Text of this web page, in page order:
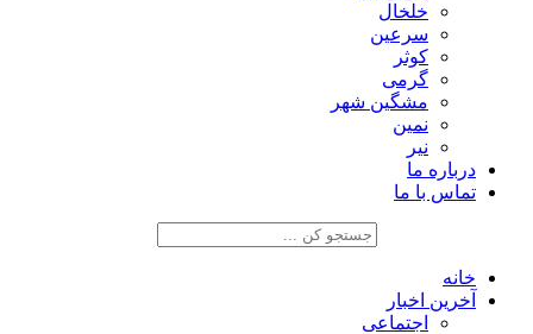
خلخال
سرعین
کوثر
گرمی
مشگین شهر
نمین
نیر
درباره ما
تماس با ما
خانه
آخرین اخبار
اجتماعی